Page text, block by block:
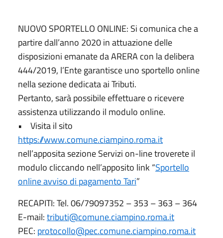
NUOVO SPORTELLO ONLINE: Si comunica che a
partire dall’anno 2020 in attuazione delle
disposizioni emanate da ARERA con la delibera
444/2019, l’Ente garantisce uno sportello online
nella sezione dedicata ai Tributi.
Pertanto, sarà possibile effettuare o ricevere
assistenza utilizzando il modulo online.
• Visita il sito
https://www.comune.ciampino.roma.it
nell’apposita sezione Servizi on-line troverete il
modulo cliccando nell’apposito link “Sportello
online avviso di pagamento Tari”
RECAPITI: Tel. 06/79097352 – 353 – 363 – 364
E-mail:tributi@comune.ciampino.roma.it
PEC: protocollo@pec.comune.ciampino.roma.it